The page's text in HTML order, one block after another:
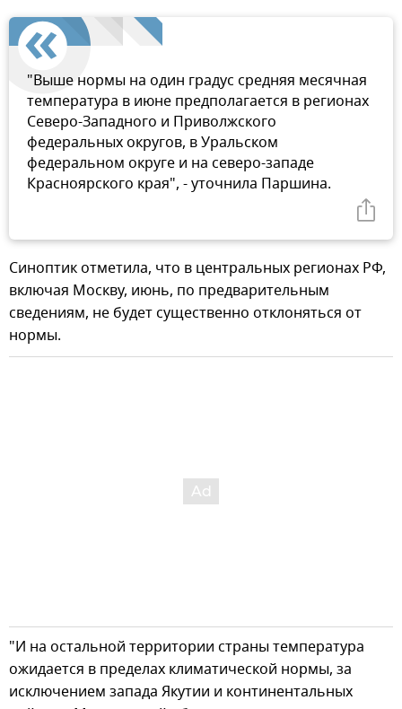
"Выше нормы на один градус средняя месячная
температура в июне предполагается в регионах
Северо-Западного и Приволжского
федеральных округов, в Уральском
федеральном округе и на северо-западе
Красноярского края", - уточнила Паршина.
Синоптик отметила, что в центральных регионах РФ,
включая Москву, июнь, по предварительным
сведениям, не будет существенно отклоняться от
нормы.
"И на остальной территории страны температура
ожидается в пределах климатической нормы, за
исключением запада Якутии и континентальных